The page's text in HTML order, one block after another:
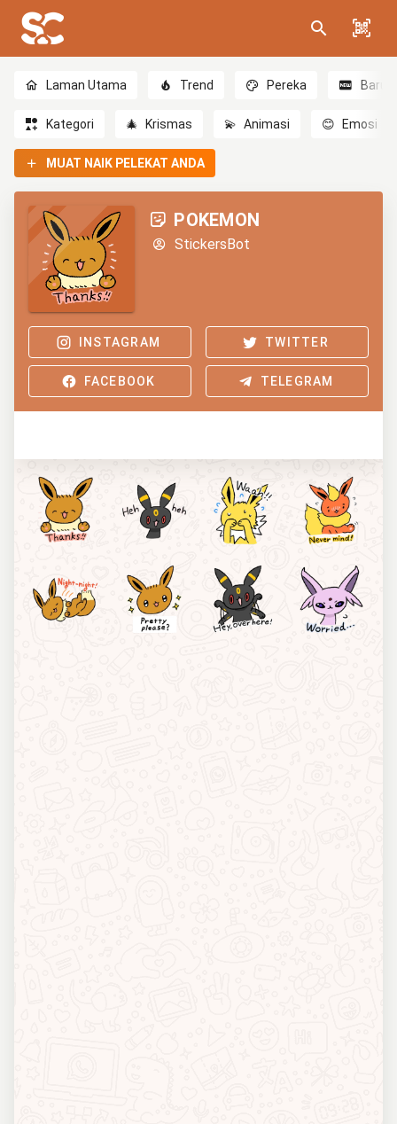
Laman Utama Trend Pereka Baru
Kategori 🎄 Krismas 💫 Animasi 😊 Emosi
MUAT NAIK PELEKAT ANDA
POKEMON
StickersBot
INSTAGRAM TWITTER
FACEBOOK TELEGRAM